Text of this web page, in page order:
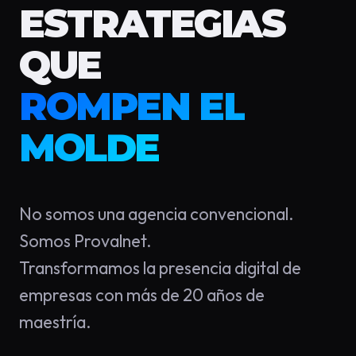
ESTRATEGIAS
QUE
ROMPEN EL
MOLDE
No somos una agencia convencional.
Somos Provalnet.
Transformamos la presencia digital de
empresas con más de 20 años de
maestría.